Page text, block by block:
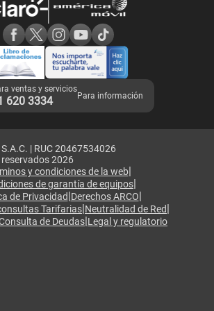
6, 6S y SE
de Tienda Claro
ventas y servicios
620 3334 Para información
| RUC 20467534026
2026
y condiciones de la web|
de garantía de equipos|
de Privacidad|Derechos ARCO|
Tarifarias|Neutralidad de Red|
de Deudas|Legal y regulatorio